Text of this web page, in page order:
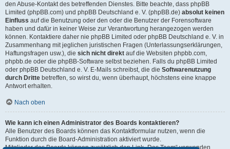
den Abuse-Kontakt des betreffenden Dienstes. Bitte beachte, dass phpBB
Limited (phpBB.com) und phpBB Deutschland e. V. (phpBB.de) absolut keinen
Einfluss auf die Benutzung oder den oder die Benutzer der Forensoftware
haben und dafür in keiner Weise zur Verantwortung herangezogen werden
können. Kontaktiere daher nie phpBB Limited oder phpBB Deutschland e. V. in
Zusammenhang mit jeglichen juristischen Fragen (Unterlassungserklärungen,
Haftungsfragen usw.), die sich nicht direkt auf die Websiten phpbb.com,
phpbb.de oder die phpBB-Software selbst beziehen. Falls du phpBB Limited
oder phpBB Deutschland e. V. E-Mails schreibst, die die Softwarenutzung
durch Dritte betreffen, so wirst du, wenn überhaupt, höchstens eine knappe
Antwort erhalten.
Nach oben
Wie kann ich einen Administrator des Boards kontaktieren?
Alle Benutzer des Boards können das Kontaktformular nutzen, wenn die
Funktion durch die Board-Administration aktiviert wurde.
Mitglieder des Boards können zusätzlich den Link „Das Team“ verwenden.